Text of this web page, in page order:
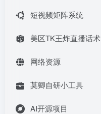
短视频矩阵系统
美区TK王炸直播话术
网络资源
莫卿自研小工具
AI开源项目